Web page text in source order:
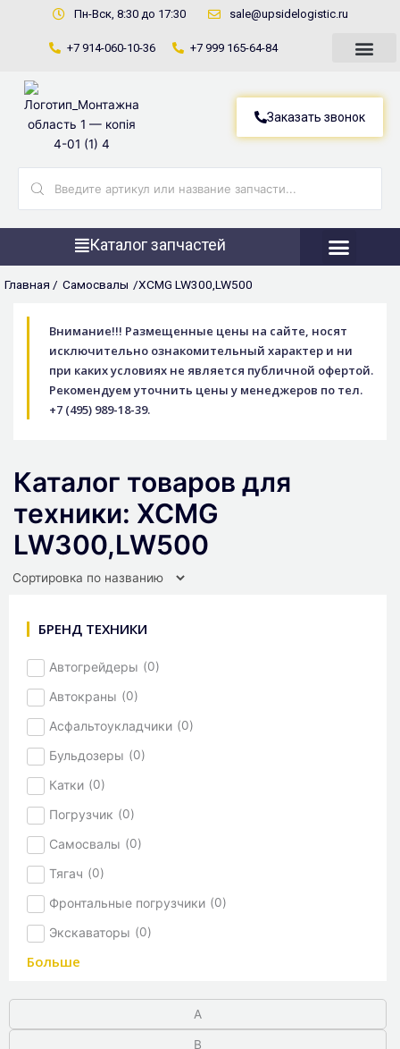
содержимому
Пн-Вск, 8:30 до 17:30 sale@upsidelogistic.ru
+7 914-060-10-36 +7 999 165-64-84
Заказать звонок
Каталог запчастей
Главная / Самосвалы /XCMG LW300,LW500
Внимание!!! Размещенные цены на сайте, носят
исключительно ознакомительный характер и ни
при каких условиях не является публичной офертой.
Рекомендуем уточнить цены у менеджеров по тел.
+7 (495) 989-18-39.
Каталог товаров для
техники: XCMG
LW300,LW500
БРЕНД ТЕХНИКИ
Автогрейдеры (0)
Автокраны (0)
Асфальтоукладчики (0)
Бульдозеры (0)
Катки (0)
Погрузчик (0)
Самосвалы (0)
Тягач (0)
Фронтальные погрузчики (0)
Экскаваторы (0)
Больше
A
B